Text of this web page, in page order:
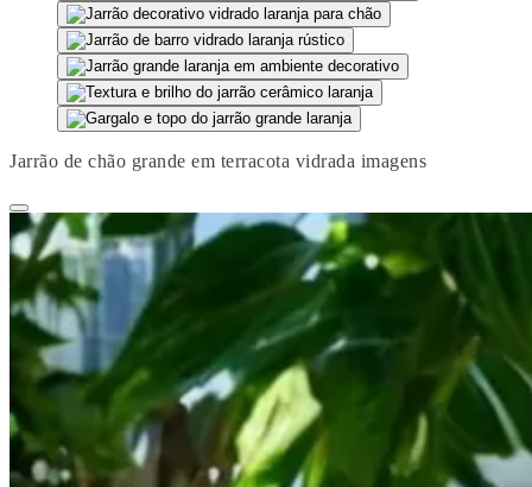
Jarrão de chão grande em terracota vidrada imagens